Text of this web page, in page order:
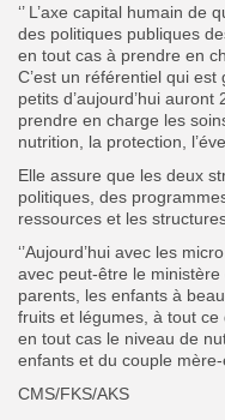
‘’ L’axe capital humain
des politiques publiques
en tout cas à prendre en
C’est un référentiel qui
petits d’aujourd’hui
prendre en charge les
nutrition, la protection,
Elle assure que les deux
politiques, des
ressources et les
‘’Aujourd’hui avec les
avec peut-être le ministère
parents, les enfants à
fruits et légumes, à tout
en tout cas le niveau de
enfants et du couple mère-
CMS/FKS/AKS